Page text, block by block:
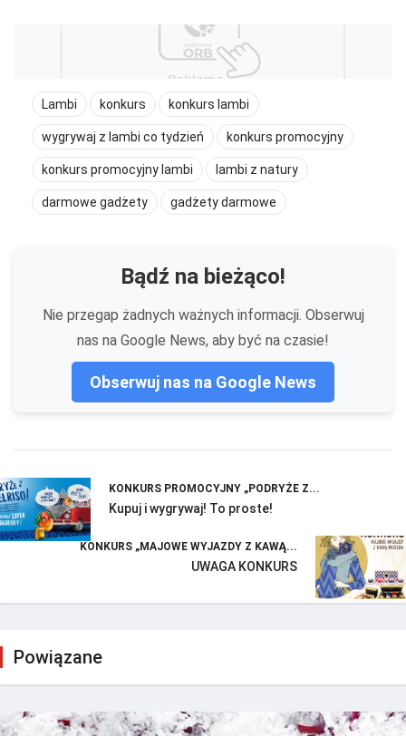
Lambi konkurs konkurs lambi
wygrywaj z lambi co tydzień konkurs promocyjny
konkurs promocyjny lambi lambi z natury
darmowe gadżety gadżety darmowe
Bądź na bieżąco!
Nie przegap żadnych ważnych informacji. Obserwuj
nas na Google News, aby być na czasie!
Obserwuj nas na Google News
KONKURS PROMOCYJNY „PODRYŻE Z...
Kupuj i wygrywaj! To proste!
KONKURS „MAJOWE WYJAZDY Z KAWĄ...
UWAGA KONKURS
Powiązane